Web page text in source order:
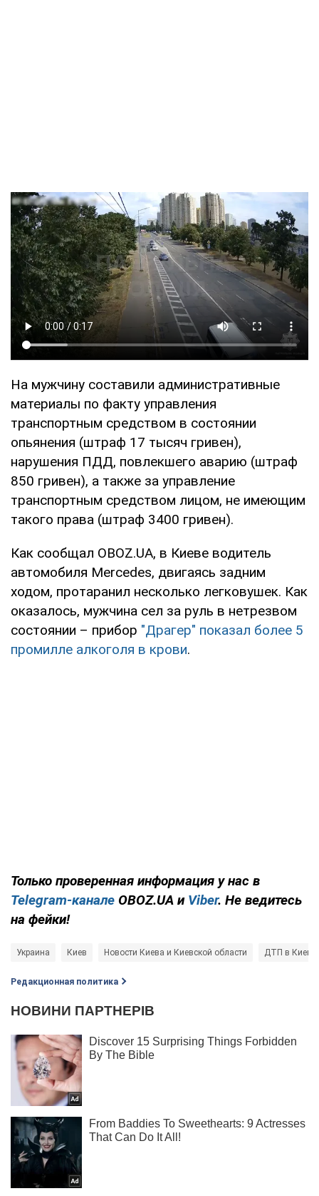
На мужчину составили административные
материалы по факту управления
транспортным средством в состоянии
опьянения (штраф 17 тысяч гривен),
нарушения ПДД, повлекшего аварию (штраф
850 гривен), а также за управление
транспортным средством лицом, не имеющим
такого права (штраф 3400 гривен).
Как сообщал OBOZ.UA, в Киеве водитель
автомобиля Mercedes, двигаясь задним
ходом, протаранил несколько легковушек. Как
оказалось, мужчина сел за руль в нетрезвом
состоянии – прибор "Драгер" показал более 5
промилле алкоголя в крови.
Только проверенная информация у нас в
Telegram-канале OBOZ.UA и Viber. Не ведитесь
на фейки!
Украина Киев Новости Киева и Киевской области ДТП в Киеве
Редакционная политика